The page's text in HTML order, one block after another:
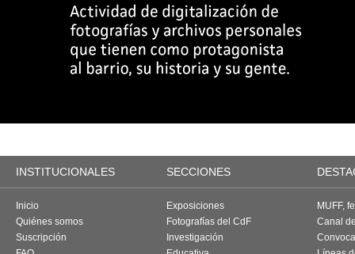
INSTITUCIONALES SECCIONES
Inicio
Quiénes somos
Suscripción
Exposiciones
Fotografías del CdF
Investigación
MUFF,
Canal